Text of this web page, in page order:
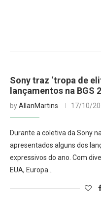
Sony traz ‘tropa de
lançamentos na BGS
byAllanMartins 17/10/
Durante a coletiva da Sony
apresentados alguns dos
expressivos do ano. Com
EUA, Europa…